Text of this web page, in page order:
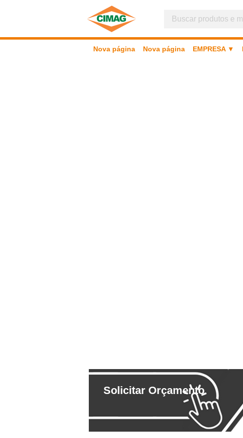
Nova página Nova página EMPRESA ▼
Solicitar Orçamento